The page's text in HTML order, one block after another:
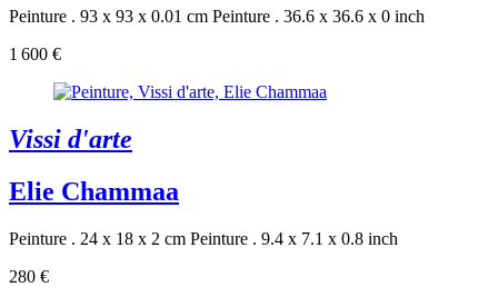
Peinture . 93 x 93 x 0.01 cm Peinture . 36.6 x 36.6 x 0 inch
1 600 €
Vissi d'arte
Elie Chammaa
Peinture . 24 x 18 x 2 cm Peinture . 9.4 x 7.1 x 0.8 inch
280 €